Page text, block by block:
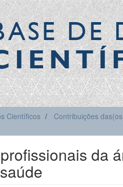
DE
Científicos
Contribuições
da